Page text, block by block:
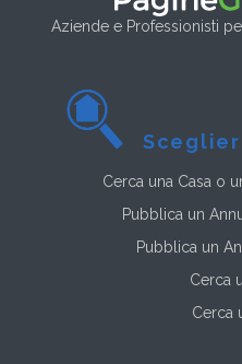
Aziende e Professionisti
Cerca una Casa o
Pubblica un
Pubblica un
Cerca
Cerca